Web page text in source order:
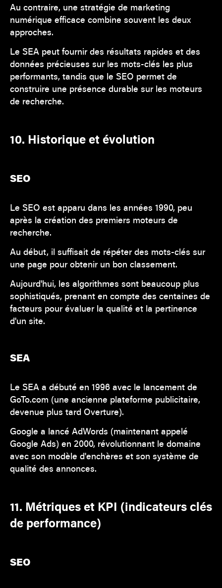
Au contraire, une stratégie de marketing
numérique efficace combine souvent les deux
approches.
Le SEA peut fournir des résultats rapides et des
données précieuses sur les mots-clés les plus
performants, tandis que le SEO permet de
construire une présence durable sur les moteurs
de recherche.
10. Historique et évolution
SEO
Le SEO est apparu dans les années 1990, peu
après la création des premiers moteurs de
recherche.
Au début, il suffisait de répéter des mots-clés sur
une page pour obtenir un bon classement.
Aujourd'hui, les algorithmes sont beaucoup plus
sophistiqués, prenant en compte des centaines de
facteurs pour évaluer la qualité et la pertinence
d'un site.
SEA
Le SEA a débuté en 1996 avec le lancement de
GoTo.com (une ancienne plateforme publicitaire,
devenue plus tard Overture).
Google a lancé AdWords (maintenant appelé
Google Ads) en 2000, révolutionnant le domaine
avec son modèle d'enchères et son système de
qualité des annonces.
11. Métriques et KPI (indicateurs clés
de performance)
SEO